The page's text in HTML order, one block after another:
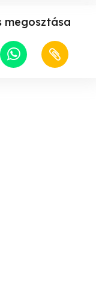
megosztása